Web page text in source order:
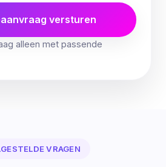
versturen
alleen met passende
VRAGEN